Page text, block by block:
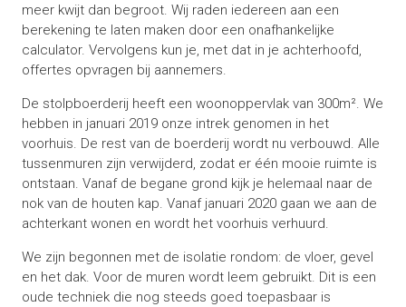
meer kwijt dan begroot. Wij raden iedereen aan een
berekening te laten maken door een onafhankelijke
calculator. Vervolgens kun je, met dat in je achterhoofd,
offertes opvragen bij aannemers.
De stolpboerderij heeft een woonoppervlak van 300m². We
hebben in januari 2019 onze intrek genomen in het
voorhuis. De rest van de boerderij wordt nu verbouwd. Alle
tussenmuren zijn verwijderd, zodat er één mooie ruimte is
ontstaan. Vanaf de begane grond kijk je helemaal naar de
nok van de houten kap. Vanaf januari 2020 gaan we aan de
achterkant wonen en wordt het voorhuis verhuurd.
We zijn begonnen met de isolatie rondom: de vloer, gevel
en het dak. Voor de muren wordt leem gebruikt. Dit is een
oude techniek die nog steeds goed toepasbaar is